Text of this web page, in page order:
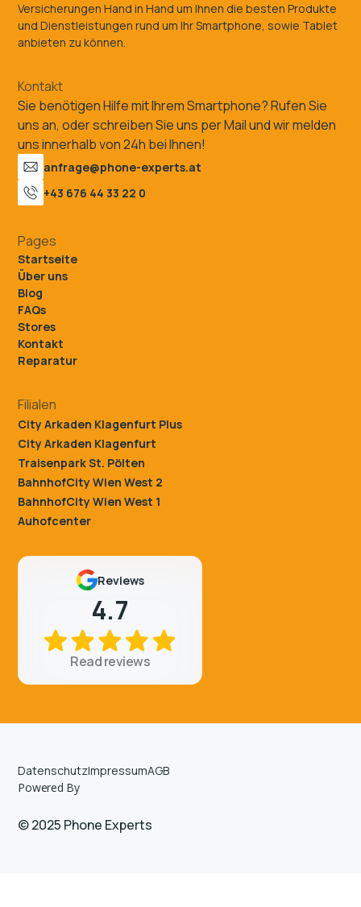
Versicherungen Hand in Hand um Ihnen die besten Produkte
und Dienstleistungen rund um Ihr Smartphone, sowie Tablet
anbieten zu können.
Kontakt
Sie benötigen Hilfe mit Ihrem Smartphone? Rufen Sie
uns an, oder schreiben Sie uns per Mail und wir melden
uns innerhalb von 24h bei Ihnen!
anfrage@phone-experts.at
+43 676 44 33 22 0
Pages
Startseite
Über uns
Blog
FAQs
Stores
Kontakt
Reparatur
Filialen
City Arkaden Klagenfurt Plus
City Arkaden Klagenfurt
Traisenpark St. Pölten
BahnhofCity Wien West 2
BahnhofCity Wien West 1
Auhofcenter
Reviews
4.7
Read reviews
© 2025 Phone Experts
Powered By
DatenschutzImpressumAGB